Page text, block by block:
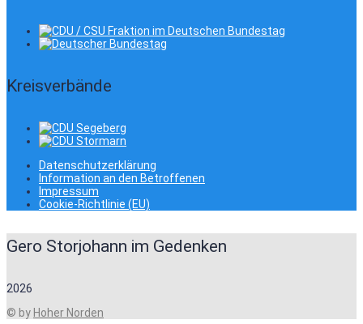
Kreisverbände
Datenschutzerklärung
Information an den Betroffenen
Impressum
Cookie-Richtlinie (EU)
Gero Storjohann im Gedenken
2026
© by Hoher Norden